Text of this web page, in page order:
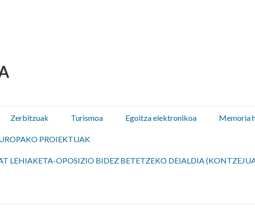
Zerbitzuak Turismoa Egoitza elektronikoa Memoria
PROIEKTUAK
LEHIAKETA-OPOSIZIO BIDEZ BETETZEKO DEIALDIA